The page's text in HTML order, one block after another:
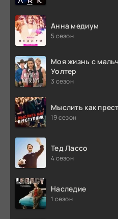
Анна медиум
5 сезон
Моя жизнь с
Уолтер
3 сезон
Мыслить как
19 сезон
Тед Лассо
4 сезон
Наследие
1 сезон